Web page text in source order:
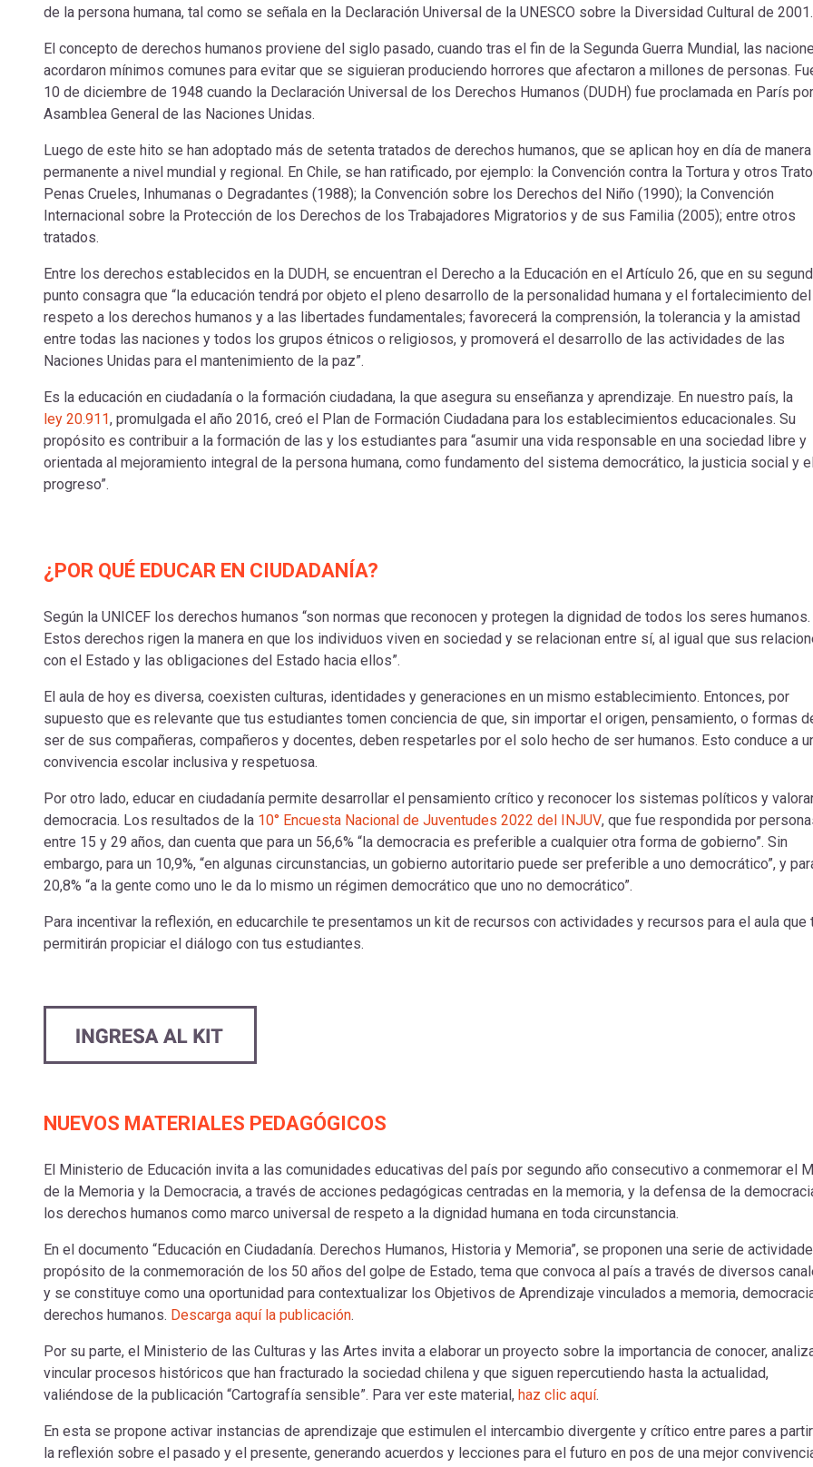
de la persona humana, tal como se señala en la Declaración Universal de la UNESCO sobre la Diversidad Cultural de 2001.
El concepto de derechos humanos proviene del siglo pasado, cuando tras el fin de la Segunda Guerra Mundial, las
acordaron mínimos comunes para evitar que se siguieran produciendo horrores que afectaron a millones de personas.
10 de diciembre de 1948 cuando la Declaración Universal de los Derechos Humanos (DUDH) fue proclamada en París
Asamblea General de las Naciones Unidas.
Luego de este hito se han adoptado más de setenta tratados de derechos humanos, que se aplican hoy en día de manera
permanente a nivel mundial y regional. En Chile, se han ratificado, por ejemplo: la Convención contra la Tortura y otros
Penas Crueles, Inhumanas o Degradantes (1988); la Convención sobre los Derechos del Niño (1990); la Convención
Internacional sobre la Protección de los Derechos de los Trabajadores Migratorios y de sus Familia (2005); entre otros
tratados.
Entre los derechos establecidos en la DUDH, se encuentran el Derecho a la Educación en el Artículo 26, que en su
punto consagra que “la educación tendrá por objeto el pleno desarrollo de la personalidad humana y el fortalecimiento del
respeto a los derechos humanos y a las libertades fundamentales; favorecerá la comprensión, la tolerancia y la amistad
entre todas las naciones y todos los grupos étnicos o religiosos, y promoverá el desarrollo de las actividades de las
Naciones Unidas para el mantenimiento de la paz”.
Es la educación en ciudadanía o la formación ciudadana, la que asegura su enseñanza y aprendizaje. En nuestro país, la
ley 20.911, promulgada el año 2016, creó el Plan de Formación Ciudadana para los establecimientos educacionales. Su
propósito es contribuir a la formación de las y los estudiantes para “asumir una vida responsable en una sociedad libre y
orientada al mejoramiento integral de la persona humana, como fundamento del sistema democrático, la justicia social y
progreso”.
¿POR QUÉ EDUCAR EN CIUDADANÍA?
Según la UNICEF los derechos humanos “son normas que reconocen y protegen la dignidad de todos los seres humanos.
Estos derechos rigen la manera en que los individuos viven en sociedad y se relacionan entre sí, al igual que sus
con el Estado y las obligaciones del Estado hacia ellos”.
El aula de hoy es diversa, coexisten culturas, identidades y generaciones en un mismo establecimiento. Entonces, por
supuesto que es relevante que tus estudiantes tomen conciencia de que, sin importar el origen, pensamiento, o formas
ser de sus compañeras, compañeros y docentes, deben respetarles por el solo hecho de ser humanos. Esto conduce a
convivencia escolar inclusiva y respetuosa.
Por otro lado, educar en ciudadanía permite desarrollar el pensamiento crítico y reconocer los sistemas políticos y
democracia. Los resultados de la 10° Encuesta Nacional de Juventudes 2022 del INJUV, que fue respondida por
entre 15 y 29 años, dan cuenta que para un 56,6% “la democracia es preferible a cualquier otra forma de gobierno”. Sin
embargo, para un 10,9%, “en algunas circunstancias, un gobierno autoritario puede ser preferible a uno democrático”, y
20,8% “a la gente como uno le da lo mismo un régimen democrático que uno no democrático”.
Para incentivar la reflexión, en educarchile te presentamos un kit de recursos con actividades y recursos para el aula que
permitirán propiciar el diálogo con tus estudiantes.
NUEVOS MATERIALES PEDAGÓGICOS
El Ministerio de Educación invita a las comunidades educativas del país por segundo año consecutivo a conmemorar el
de la Memoria y la Democracia, a través de acciones pedagógicas centradas en la memoria, y la defensa de la
los derechos humanos como marco universal de respeto a la dignidad humana en toda circunstancia.
En el documento “Educación en Ciudadanía. Derechos Humanos, Historia y Memoria”, se proponen una serie de
propósito de la conmemoración de los 50 años del golpe de Estado, tema que convoca al país a través de diversos
y se constituye como una oportunidad para contextualizar los Objetivos de Aprendizaje vinculados a memoria,
derechos humanos. Descarga aquí la publicación.
Por su parte, el Ministerio de las Culturas y las Artes invita a elaborar un proyecto sobre la importancia de conocer,
vincular procesos históricos que han fracturado la sociedad chilena y que siguen repercutiendo hasta la actualidad,
valiéndose de la publicación “Cartografía sensible”. Para ver este material, haz clic aquí.
En esta se propone activar instancias de aprendizaje que estimulen el intercambio divergente y crítico entre pares a
la reflexión sobre el pasado y el presente, generando acuerdos y lecciones para el futuro en pos de una mejor